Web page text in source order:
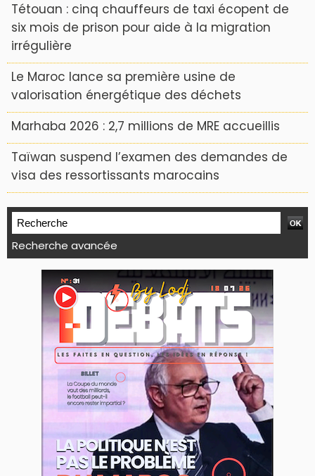
Tétouan : cinq chauffeurs de taxi écopent de
six mois de prison pour aide à la migration
irrégulière
Le Maroc lance sa première usine de
valorisation énergétique des déchets
Marhaba 2026 : 2,7 millions de MRE accueillis
Taïwan suspend l’examen des demandes de
visa des ressortissants marocains
Recherche avancée